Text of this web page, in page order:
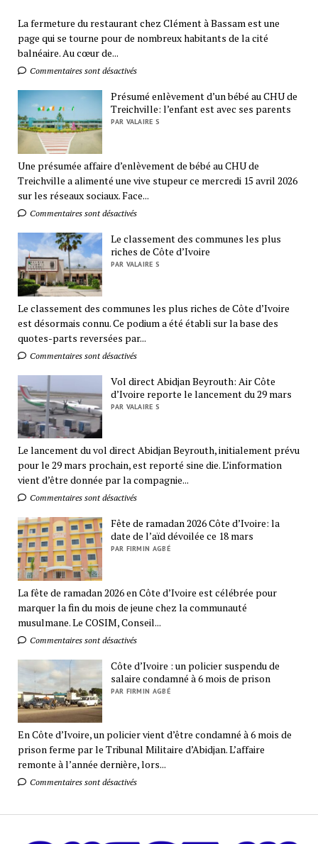
La fermeture du restaurant chez Clément à Bassam est une
page qui se tourne pour de nombreux habitants de la cité
balnéaire. Au cœur de...
Commentaires sont désactivés
Présumé enlèvement d’un bébé au CHU de
Treichville: l’enfant est avec ses parents
PAR VALAIRE S
Une présumée affaire d’enlèvement de bébé au CHU de
Treichville a alimenté une vive stupeur ce mercredi 15 avril 2026
sur les réseaux sociaux. Face...
Commentaires sont désactivés
Le classement des communes les plus
riches de Côte d’Ivoire
PAR VALAIRE S
Le classement des communes les plus riches de Côte d’Ivoire
est désormais connu. Ce podium a été établi sur la base des
quotes-parts reversées par...
Commentaires sont désactivés
Vol direct Abidjan Beyrouth: Air Côte
d’Ivoire reporte le lancement du 29 mars
PAR VALAIRE S
Le lancement du vol direct Abidjan Beyrouth, initialement prévu
pour le 29 mars prochain, est reporté sine die. L’information
vient d’être donnée par la compagnie...
Commentaires sont désactivés
Fête de ramadan 2026 Côte d’Ivoire: la
date de l’aïd dévoilée ce 18 mars
PAR FIRMIN AGBÉ
La fête de ramadan 2026 en Côte d’Ivoire est célébrée pour
marquer la fin du mois de jeune chez la communauté
musulmane. Le COSIM, Conseil...
Commentaires sont désactivés
Côte d’Ivoire : un policier suspendu de
salaire condamné à 6 mois de prison
PAR FIRMIN AGBÉ
En Côte d’Ivoire, un policier vient d’être condamné à 6 mois de
prison ferme par le Tribunal Militaire d’Abidjan. L’affaire
remonte à l’année dernière, lors...
Commentaires sont désactivés